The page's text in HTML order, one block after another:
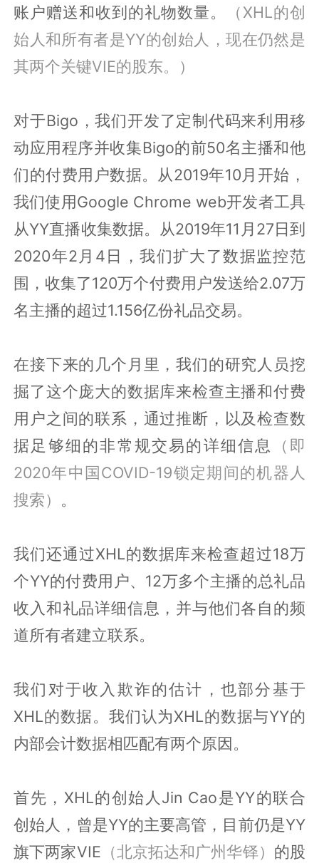
账户赠送和收到的礼物数量。
（XHL的创
始人和所有者是YY的创始人，现在仍然是
其两个关键VIE的股东。）
对于Bigo，我们开发了定制代码来利用移
动应用程序并收集Bigo的前50名主播和他
们的付费用户数据。从2019年10月开始，
我们使用Google Chrome web开发者工具
从YY直播收集数据。从2019年11月27日到
2020年2月4日，我们扩大了数据监控范
围，收集了120万个付费用户发送给2.07万
名主播的超过1.156亿份礼品交易。
在接下来的几个月里，我们的研究人员挖
掘了这个庞大的数据库来检查主播和付费
用户之间的联系，通过推断，以及检查数
据足够细的非常规交易的详细信息
（即
2020年中国COVID-19锁定期间的机器人
搜索） 。
我们还通过XHL的数据库来检查超过18万
个YY的付费用户、12万多个主播的总礼品
收入和礼品详细信息，并与他们各自的频
道所有者建立联系。
我们对于收入欺诈的估计，也部分基于
XHL的数据。我们认为XHL的数据与YY的
内部会计数据相匹配有两个原因。
首先，XHL的创始人Jin Cao是YY的联合
创始人，曾是YY的主要高管，目前仍是YY
旗下两家VIE （北京拓达和广州华铎） 的股